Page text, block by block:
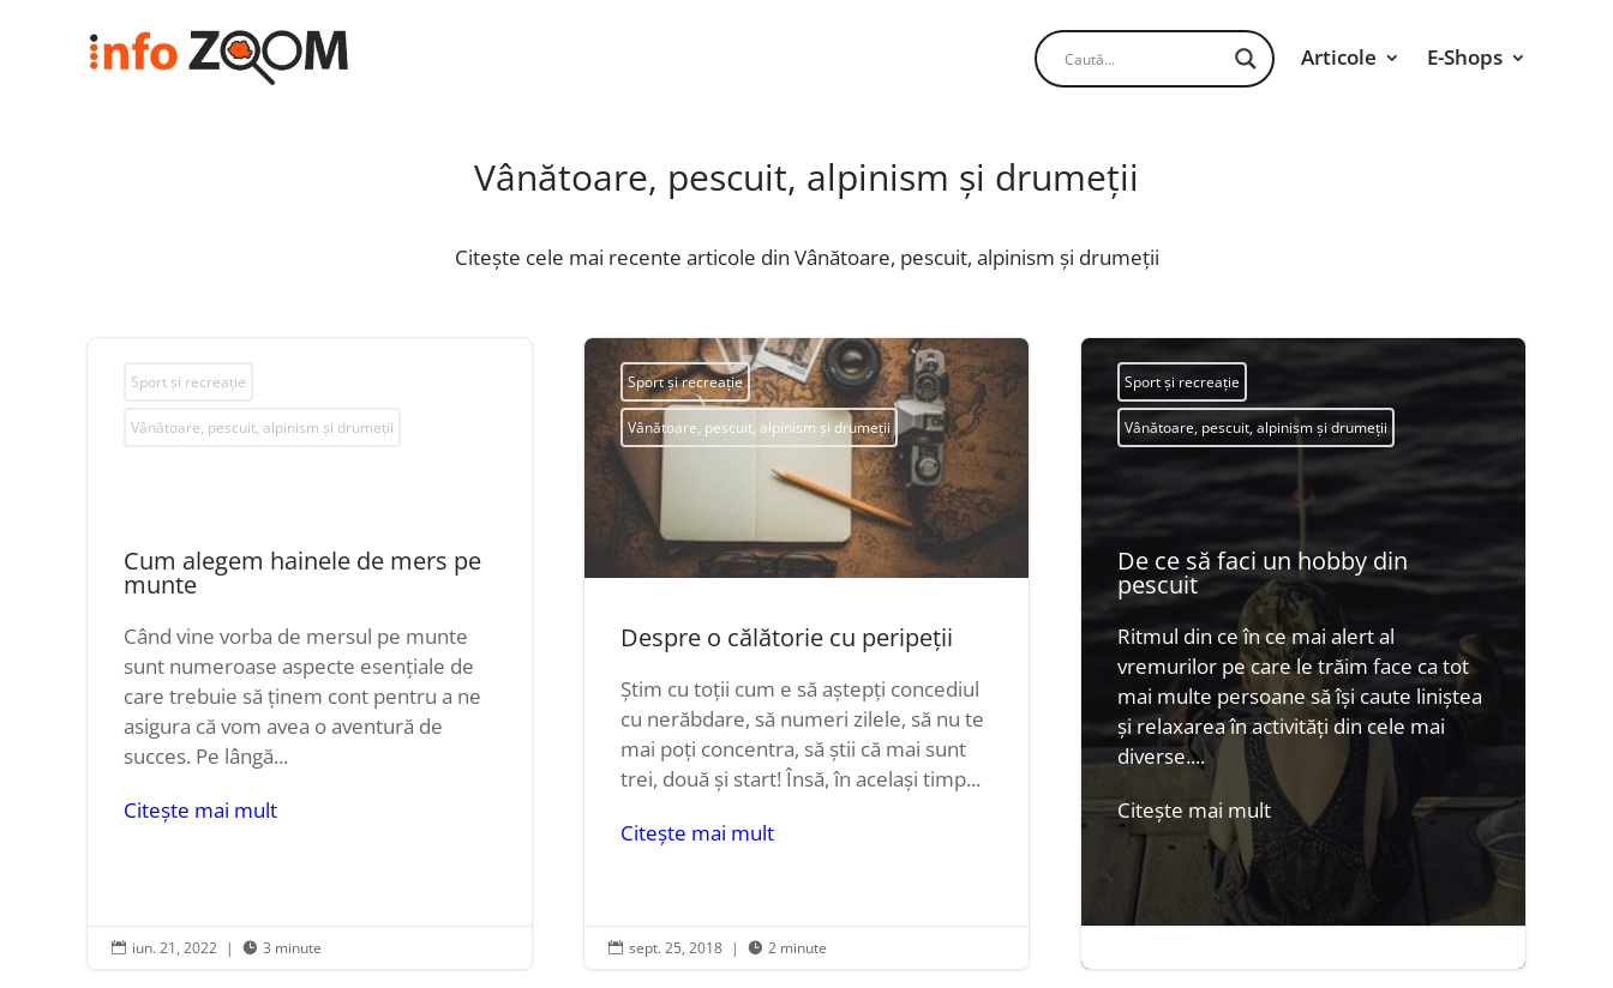
Articole E-Shops
Vânătoare, pescuit, alpinism și drumeții
Citește cele mai recente articole din Vânătoare, pescuit, alpinism și drumeții
Sport și recreație
Vânătoare, pescuit, alpinism și drumeții
Cum alegem hainele de mers pe
munte
Când vine vorba de mersul pe munte
sunt numeroase aspecte esențiale de
care trebuie să ținem cont pentru a ne
asigura că vom avea o aventură de
succes. Pe lângă...
Citește mai mult
 iun. 21, 2022 |  3 minute
Sport și recreație
Vânătoare, pescuit, alpinism și drumeții
Despre o călătorie cu peripeții
Știm cu toții cum e să aștepți concediul
cu nerăbdare, să numeri zilele, să nu te
mai poți concentra, să știi că mai sunt
trei, două și start! Însă, în același timp...
Citește mai mult
 sept. 25, 2018 |  2 minute
Sport și recreație
Vânătoare, pescuit, alpinism și drumeții
De ce să faci un hobby din
pescuit
Ritmul din ce în ce mai alert al
vremurilor pe care le trăim face ca tot
mai multe persoane să își caute liniștea
și relaxarea în activități din cele mai
diverse....
Citește mai mult